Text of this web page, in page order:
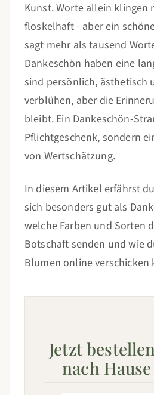
Kunst. Worte allein klingen
floskelhaft - aber ein
sagt mehr als tausend
Dankeschön haben eine
sind persönlich, ästhetisch
verblühen, aber die
bleibt. Ein Dankeschön-
Pflichtgeschenk, sondern
von Wertschätzung.
In diesem Artikel erfährst
sich besonders gut als
welche Farben und Sorten
Botschaft senden und wie
Blumen online verschicken
Jetzt
nach